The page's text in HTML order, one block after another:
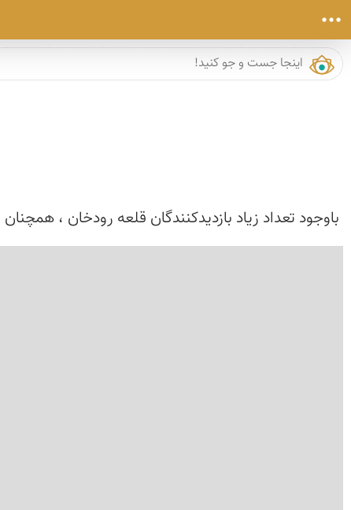
باوجود تعداد زیاد بازدیدكنندگان قلعه رودخان ،